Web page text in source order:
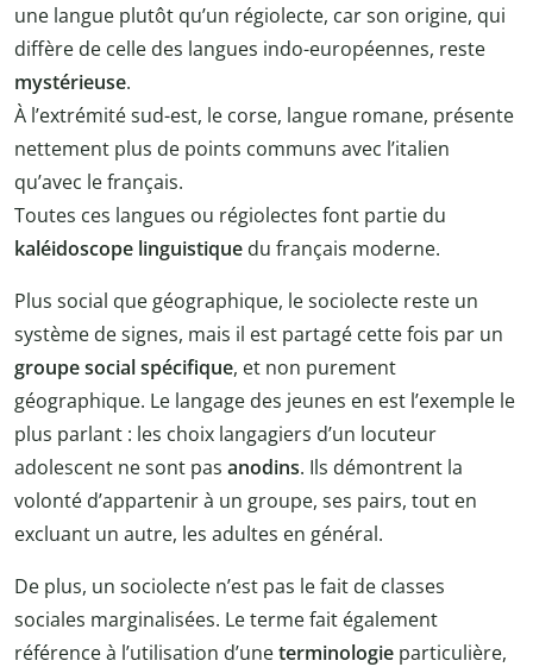
une langue plutôt qu’un régiolecte, car son origine, qui
diffère de celle des langues indo-européennes, reste
mystérieuse.
À l’extrémité sud-est, le corse, langue romane, présente
nettement plus de points communs avec l’italien
qu’avec le français.
Toutes ces langues ou régiolectes font partie du
kaléidoscope linguistique du français moderne.
Plus social que géographique, le sociolecte reste un
système de signes, mais il est partagé cette fois par un
groupe social spécifique, et non purement
géographique. Le langage des jeunes en est l’exemple le
plus parlant : les choix langagiers d’un locuteur
adolescent ne sont pas anodins. Ils démontrent la
volonté d’appartenir à un groupe, ses pairs, tout en
excluant un autre, les adultes en général.
De plus, un sociolecte n’est pas le fait de classes
sociales marginalisées. Le terme fait également
référence à l’utilisation d’uneterminologie particulière,